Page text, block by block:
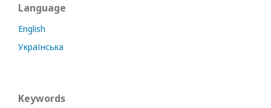
Language
English
Українська
Keywords